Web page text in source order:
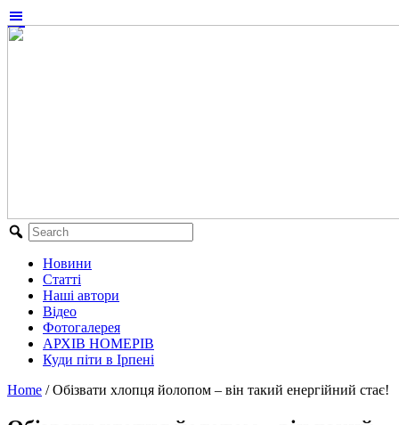
Новини
Статті
Наші автори
Відео
Фотогалерея
АРХІВ НОМЕРІВ
Куди піти в Ірпені
Home / Обізвати хлопця йолопом – він такий енергійний стає!